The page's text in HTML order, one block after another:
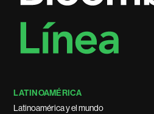
LATINOAMÉRICA
Latinoamérica y el mundo